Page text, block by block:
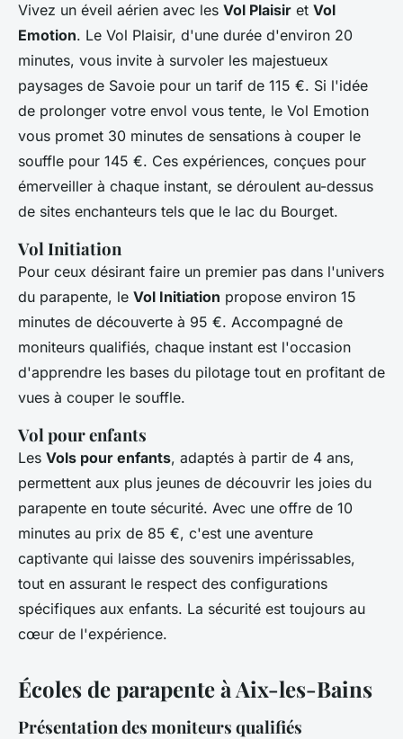
Vivez un éveil aérien avec les Vol Plaisir et Vol
Emotion. Le Vol Plaisir, d'une durée d'environ 20
minutes, vous invite à survoler les majestueux
paysages de Savoie pour un tarif de 115 €. Si l'idée
de prolonger votre envol vous tente, le Vol Emotion
vous promet 30 minutes de sensations à couper le
souffle pour 145 €. Ces expériences, conçues pour
émerveiller à chaque instant, se déroulent au-dessus
de sites enchanteurs tels que le lac du Bourget.
Vol Initiation
Pour ceux désirant faire un premier pas dans l'univers
du parapente, le Vol Initiation propose environ 15
minutes de découverte à 95 €. Accompagné de
moniteurs qualifiés, chaque instant est l'occasion
d'apprendre les bases du pilotage tout en profitant de
vues à couper le souffle.
Vol pour enfants
Les Vols pour enfants, adaptés à partir de 4 ans,
permettent aux plus jeunes de découvrir les joies du
parapente en toute sécurité. Avec une offre de 10
minutes au prix de 85 €, c'est une aventure
captivante qui laisse des souvenirs impérissables,
tout en assurant le respect des configurations
spécifiques aux enfants. La sécurité est toujours au
cœur de l'expérience.
Écoles de parapente à Aix-les-Bains
Présentation des moniteurs qualifiés